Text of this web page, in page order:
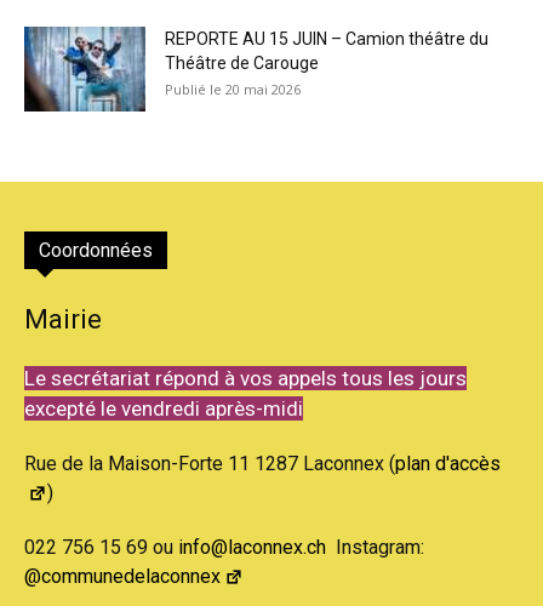
REPORTE AU 15 JUIN – Camion théâtre du
Théâtre de Carouge
20 mai 2026
Coordonnées
Mairie
Le secrétariat répond à vos appels tous les jours
excepté le vendredi après-midi
Rue de la Maison-Forte 11 1287 Laconnex (plan d'accès
)
022 756 15 69 ou info@laconnex.ch Instagram:
@communedelaconnex